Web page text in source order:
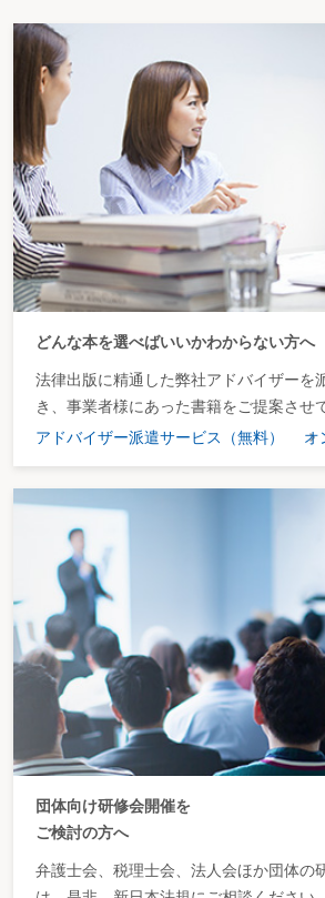
どんな本を選べばいいかわからない方へ
法律出版に精通した弊社アドバイザーを
き、事業者様にあった書籍をご提案させ
アドバイザー派遣サービス（無料）
オ
団体向け研修会開催を
ご検討の方へ
弁護士会、税理士会、法人会ほか団体の